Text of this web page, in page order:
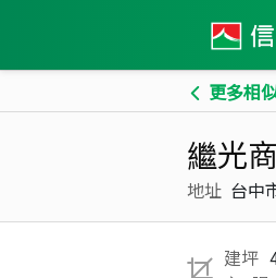
更多相
繼光
地址 台中
建坪